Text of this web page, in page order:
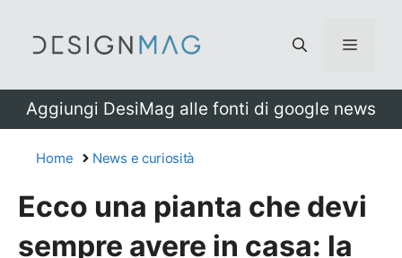
Menu
Aggiungi DesiMag alle fonti di google news
Home News e curiosità
Ecco una pianta che devi
sempre avere in casa: la